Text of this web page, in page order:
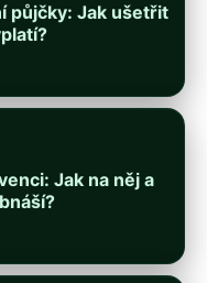
půjčky: Jak ušetřit
Jak na něj a